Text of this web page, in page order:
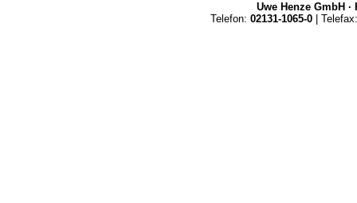
Uwe Henze GmbH ·
Telefon: 02131-1065-0 | Telefax: